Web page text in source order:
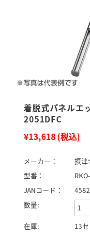
着脱式パネル
2051DFC
¥13,618(税込)
メーカー：
摂津
型番：
JANコード：
数量:
在庫:
13